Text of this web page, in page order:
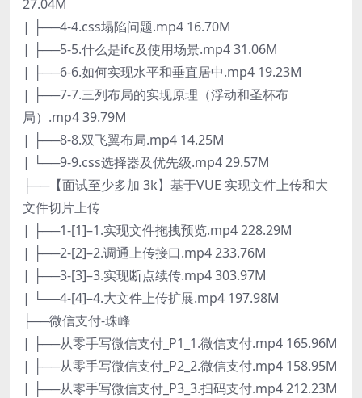
27.04M
| ├──4-4.css塌陷问题.mp4 16.70M
| ├──5-5.什么是ifc及使用场景.mp4 31.06M
| ├──6-6.如何实现水平和垂直居中.mp4 19.23M
| ├──7-7.三列布局的实现原理（浮动和圣杯布
局）.mp4 39.79M
| ├──8-8.双飞翼布局.mp4 14.25M
| └──9-9.css选择器及优先级.mp4 29.57M
├──【面试至少多加 3k】基于VUE 实现文件上传和大
文件切片上传
| ├──1-[1]–1.实现文件拖拽预览.mp4 228.29M
| ├──2-[2]–2.调通上传接口.mp4 233.76M
| ├──3-[3]–3.实现断点续传.mp4 303.97M
| └──4-[4]–4.大文件上传扩展.mp4 197.98M
├──微信支付-珠峰
| ├──从零手写微信支付_P1_1.微信支付.mp4 165.96M
| ├──从零手写微信支付_P2_2.微信支付.mp4 158.95M
| ├──从零手写微信支付_P3_3.扫码支付.mp4 212.23M